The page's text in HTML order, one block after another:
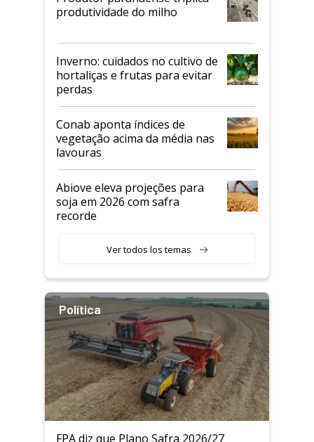
produtividade do milho
Inverno: cuidados no cultivo de
hortaliças e frutas para evitar
perdas
Conab aponta índices de
vegetação acima da média nas
lavouras
Abiove eleva projeções para
soja em 2026 com safra
recorde
Ver todos los temas
Política
FPA diz que Plano Safra 2026/27